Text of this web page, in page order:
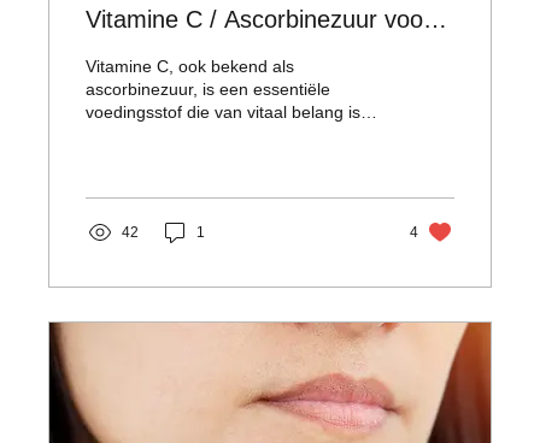
Vitamine C / Ascorbinezuur voor
Vitamine C, ook bekend als
ascorbinezuur, is een essentiële
voedingsstof die van vitaal belang is
42 1 4